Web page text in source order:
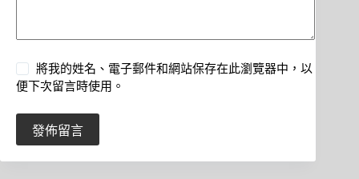
將我的姓名、電子郵件和網站保存在此瀏覽器中，以
便下次留言時使用。
發佈留言